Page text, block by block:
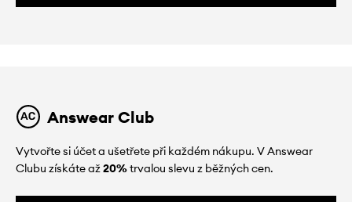
Answear Club
Vytvořte si účet a ušetřete při každém nákupu. V Answear
Clubu získáte až20%trvalou slevu z běžných cen.